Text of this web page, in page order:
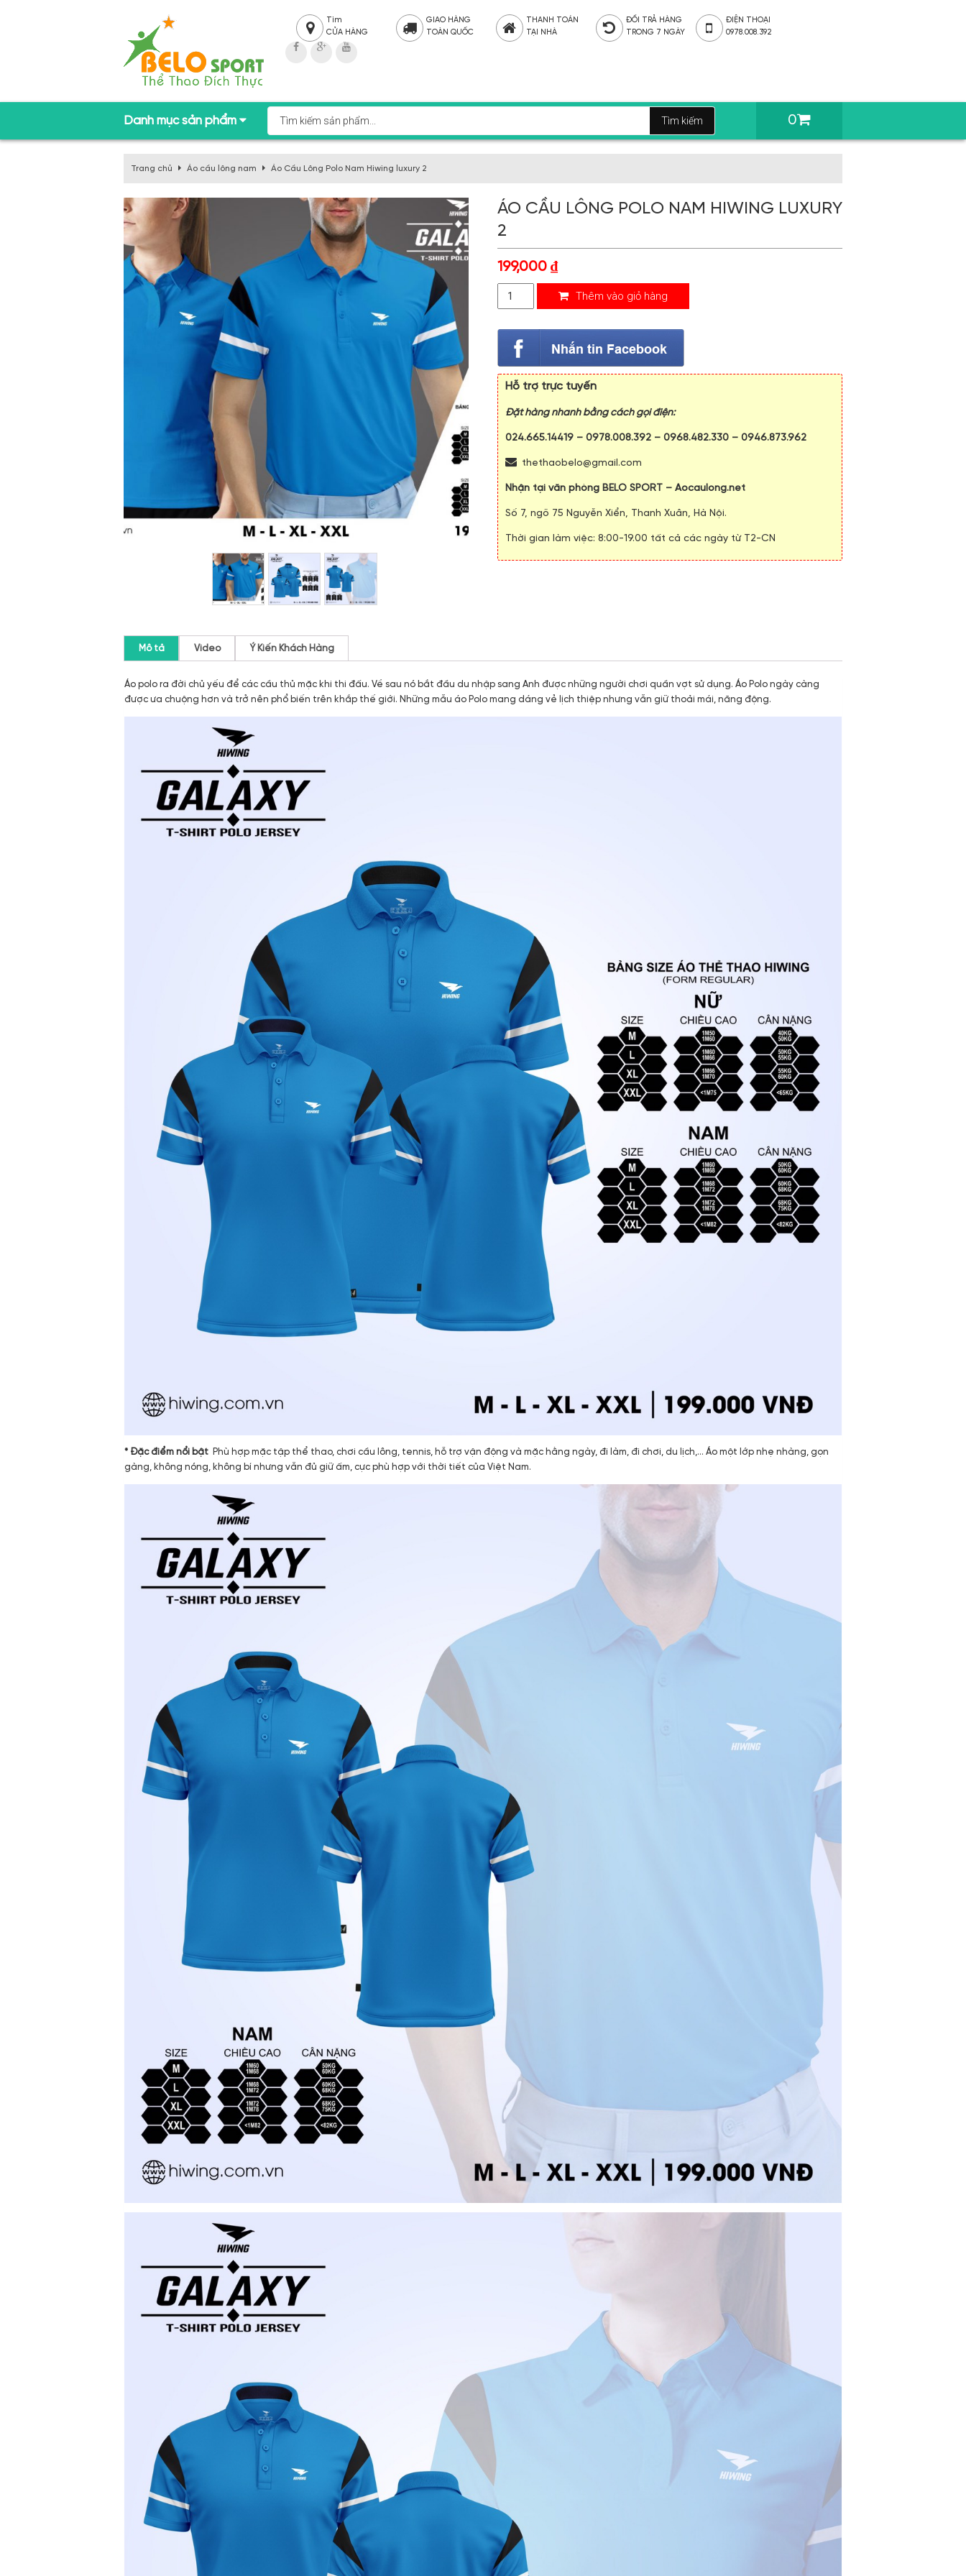
Tìm
CỬA HÀNG
GIAO HÀNG
TOÀN QUỐC
THANH TOÁN
TẠI NHÀ
ĐỔI TRẢ HÀNG
TRONG 7 NGÀY
ĐIỆN THOẠI
0978.008.392
Danh mục sản phẩm 0
Trang chủ Áo cầu lông nam Áo Cầu Lông Polo Nam Hiwing luxury 2
ÁO CẦU LÔNG POLO NAM HIWING LUXURY
2
199,000 ₫
Thêm vào giỏ hàng
Hỗ trợ trực tuyến
Đặt hàng nhanh bằng cách gọi điện:
024.665.14419 – 0978.008.392 – 0968.482.330 – 0946.873.962
thethaobelo@gmail.com
Nhận tại văn phòng BELO SPORT – Aocaulong.net
Số 7, ngõ 75 Nguyễn Xiển, Thanh Xuân, Hà Nội.
Thời gian làm việc: 8:00-19.00 tất cả các ngày từ T2-CN
Mô tả Video Ý Kiến Khách Hàng
Áo polo ra đời chủ yếu để các cầu thủ mặc khi thi đấu. Về sau nó bắt đầu du nhập sang Anh được những người chơi quần vợt sử dụng. Áo Polo ngày càng
được ưa chuộng hơn và trở nên phổ biến trên khắp thế giới. Những mẫu áo Polo mang dáng vẻ lịch thiệp nhưng vẫn giữ thoải mái, năng động.
* Đặc điểm nổi bật
Phù hợp mặc tập thể thao, chơi cầu lông, tennis, hỗ trợ vận động và mặc hằng ngày, đi làm, đi chơi, du lịch,… Áo một lớp nhẹ nhàng, gọn
gàng, không nóng, không bí nhưng vẫn đủ giữ ấm, cực phù hợp với thời tiết của Việt Nam.